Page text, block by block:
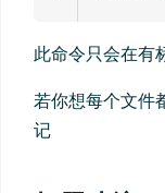
此命令只会在有
若你想每个文件
记